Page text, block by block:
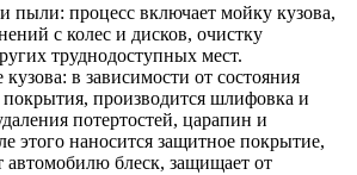
пыли: процесс включает мойку кузова,
с колес и дисков, очистку
труднодоступных мест.
в зависимости от состояния
покрытия, производится шлифовка и
потертостей, царапин и
этого наносится защитное покрытие,
автомобилю блеск, защищает от